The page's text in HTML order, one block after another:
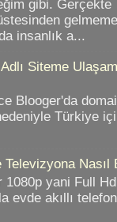
gibi. Gerçekte
insanlık a...
Siteme
Blooger'da
Türkiye
Nasıl
1080p yani Full
evde akıllı